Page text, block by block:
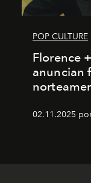
POP CULTURE
Florence
anuncian
02.11.2025